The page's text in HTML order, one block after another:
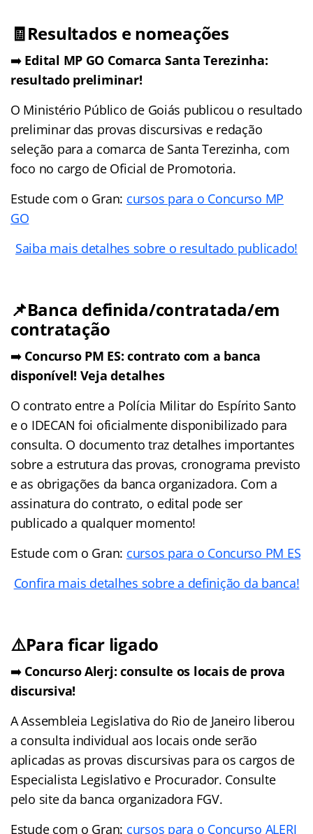
🧾Resultados e nomeações
➡️ Edital MP GO Comarca Santa Terezinha:
resultado preliminar!
O Ministério Público de Goiás publicou o resultado
preliminar das provas discursivas e redação
seleção para a comarca de Santa Terezinha, com
foco no cargo de Oficial de Promotoria.
Estude com o Gran: cursos para o Concurso MP
GO
Saiba mais detalhes sobre o resultado publicado!
📌Banca definida/contratada/em
contratação
➡️ Concurso PM ES: contrato com a banca
disponível! Veja detalhes
O contrato entre a Polícia Militar do Espírito Santo
e o IDECAN foi oficialmente disponibilizado para
consulta. O documento traz detalhes importantes
sobre a estrutura das provas, cronograma previsto
e as obrigações da banca organizadora. Com a
assinatura do contrato, o edital pode ser
publicado a qualquer momento!
Estude com o Gran: cursos para o Concurso PM ES
Confira mais detalhes sobre a definição da banca!
⚠️Para ficar ligado
➡️ Concurso Alerj: consulte os locais de prova
discursiva!
A Assembleia Legislativa do Rio de Janeiro liberou
a consulta individual aos locais onde serão
aplicadas as provas discursivas para os cargos de
Especialista Legislativo e Procurador. Consulte
pelo site da banca organizadora FGV.
Estude com o Gran: cursos para o Concurso ALERJ